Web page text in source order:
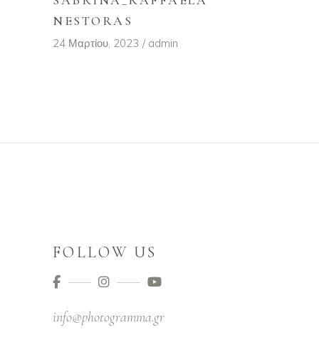
NESTORAS
24 Μαρτίου, 2023 admin
FOLLOW US
info@photogramma.gr